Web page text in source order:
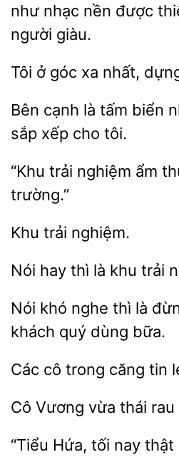
như nhạc nền được
người giàu.
Tôi góc xa nhất,
Bên cạnh là biển
xếp cho tôi.
“Khu nghiệm ẩm
Nói hay trải
khó
thì là
khách quý dùng
Các cô căng tin
Cô vừa rau
tối nay thật